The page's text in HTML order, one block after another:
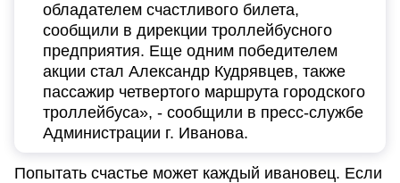
обладателем счастливого билета,
сообщили в дирекции троллейбусного
предприятия. Еще одним победителем
акции стал Александр Кудрявцев, также
пассажир четвертого маршрута городского
троллейбуса», - сообщили в пресс-службе
Администрации г. Иванова.
Попытать счастье может каждый ивановец. Если